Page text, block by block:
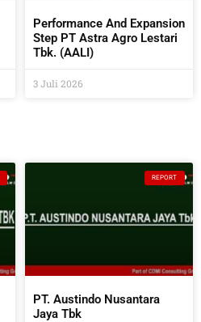
Performance And Expansion
Step PT Astra Agro Lestari
Tbk. (AALI)
3 Juli 2026
REPORT
PT. Austindo Nusantara
Jaya Tbk